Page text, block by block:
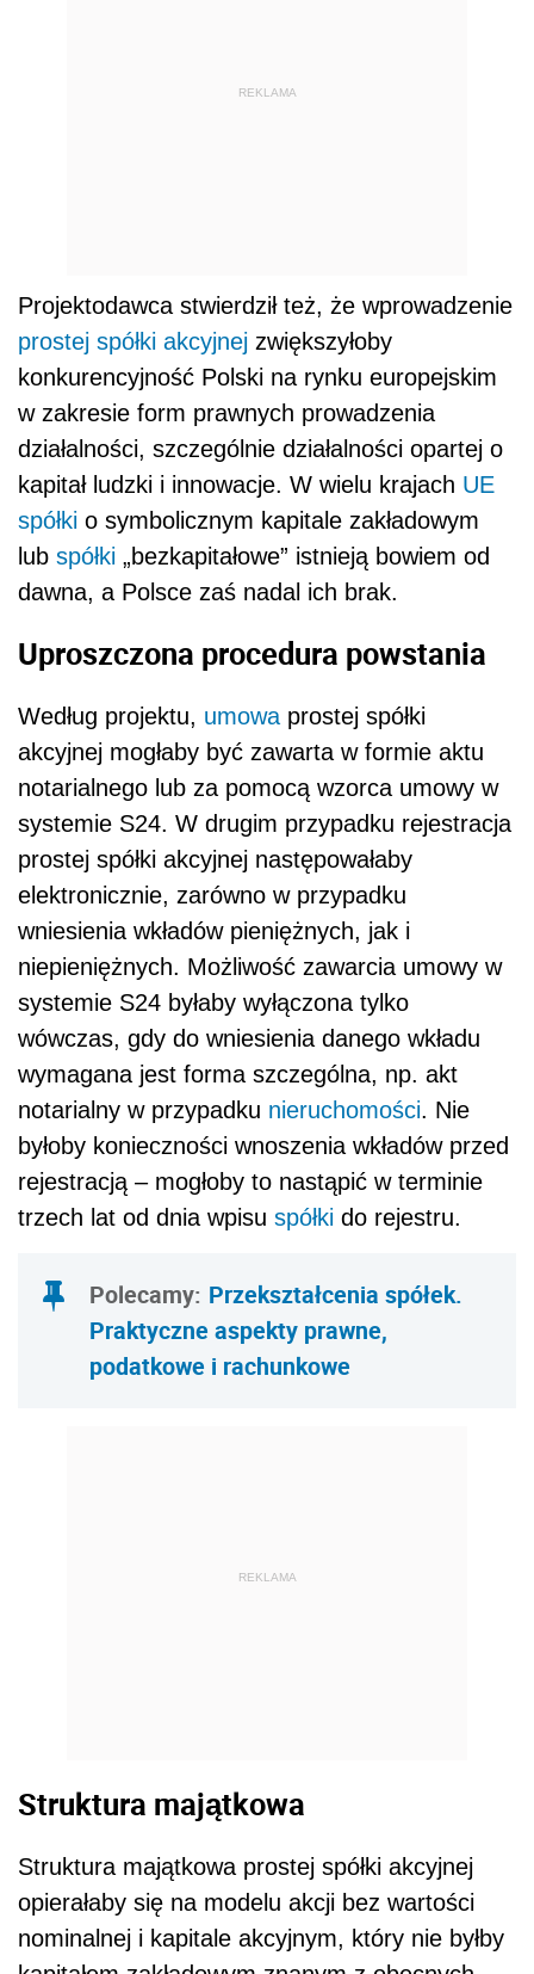
REKLAMA
Projektodawca stwierdził też, że wprowadzenie
prostej spółki akcyjnej zwiększyłoby
konkurencyjność Polski na rynku europejskim
w zakresie form prawnych prowadzenia
działalności, szczególnie działalności opartej o
kapitał ludzki i innowacje. W wielu krajach UE
spółki o symbolicznym kapitale zakładowym
lub spółki „bezkapitałowe” istnieją bowiem od
dawna, a Polsce zaś nadal ich brak.
Uproszczona procedura powstania
Według projektu, umowa prostej spółki
akcyjnej mogłaby być zawarta w formie aktu
notarialnego lub za pomocą wzorca umowy w
systemie S24. W drugim przypadku rejestracja
prostej spółki akcyjnej następowałaby
elektronicznie, zarówno w przypadku
wniesienia wkładów pieniężnych, jak i
niepieniężnych. Możliwość zawarcia umowy w
systemie S24 byłaby wyłączona tylko
wówczas, gdy do wniesienia danego wkładu
wymagana jest forma szczególna, np. akt
notarialny w przypadku nieruchomości. Nie
byłoby konieczności wnoszenia wkładów przed
rejestracją – mogłoby to nastąpić w terminie
trzech lat od dnia wpisu spółki do rejestru.
Polecamy: Przekształcenia spółek.
Praktyczne aspekty prawne,
podatkowe i rachunkowe
REKLAMA
Struktura majątkowa
Struktura majątkowa prostej spółki akcyjnej
opierałaby się na modelu akcji bez wartości
nominalnej i kapitale akcyjnym, który nie byłby